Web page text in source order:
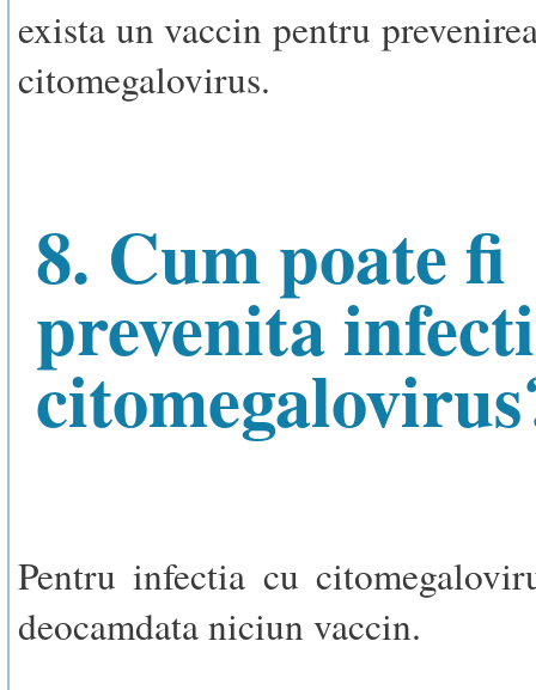
exista un vaccin pentru
citomegalovirus.
8. Cum poate fi
prevenita
Pentru infectia cu
deocamdata niciun vaccin.